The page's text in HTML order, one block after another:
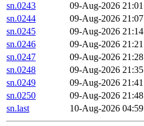
sn.0243
09-Aug-2026 21:01
sn.0244
09-Aug-2026 21:07
sn.0245
09-Aug-2026 21:14
sn.0246
09-Aug-2026 21:21
sn.0247
09-Aug-2026 21:28
sn.0248
09-Aug-2026 21:35
sn.0249
09-Aug-2026 21:41
sn.0250
09-Aug-2026 21:48
sn.last
10-Aug-2026 04:59